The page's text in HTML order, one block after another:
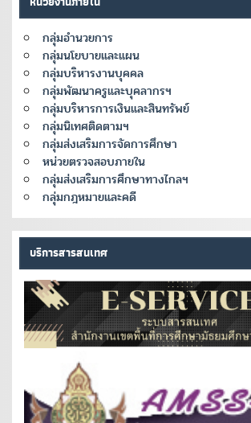
กลุ่มอำนวยการ
กลุ่มนโยบายและแผน
กลุ่มบริหารงานบุคคล
กลุ่มพัฒนาครูและบุคลากรฯ
กลุ่มบริหารการเงินและสินทรัพย์
กลุ่มนิเทศติดตามฯ
กลุ่มส่งเสริมการจัดการศึกษา
หน่วยตรวจสอบภายใน
กลุ่มส่งเสริมการศึกษาทางไกลฯ
กลุ่มกฎหมายและคดี
บริการสารสนเทศ